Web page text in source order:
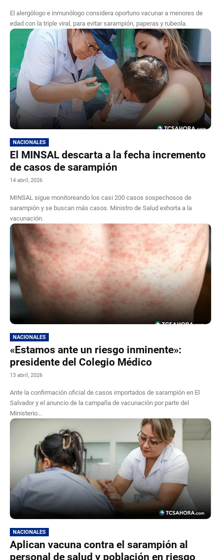
El alergólogo e inmunólogo considera oportuno vacunar a menores de
edad con la triple viral, para evitar sarampión, paperas y rubeola.
NACIONALES
El MINSAL descarta a la fecha incremento
de casos de sarampión
14 abril, 2026
MINSAL sigue monitoreando los casi 200 casos sospechosos de
sarampión y se buscan más casos. Ministro de Salud exhorta a la
vacunación.
NACIONALES
«Estamos ante un riesgo inminente»:
presidente del Colegio Médico
13 abril, 2026
Ante la confirmación oficial de casos importados de sarampión en El
Salvador y el anuncio de la campaña de vacunación por parte del
Ministerio...
NACIONALES
Aplican vacuna contra el sarampión al
personal de salud y población en riesgo